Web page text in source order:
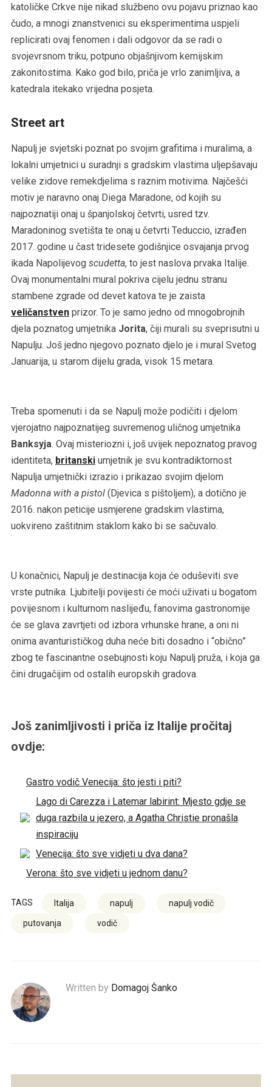
katoličke Crkve nije nikad službeno ovu pojavu priznao kao
čudo, a mnogi znanstvenici su eksperimentima uspjeli
replicirati ovaj fenomen i dali odgovor da se radi o
svojevrsnom triku, potpuno objašnjivom kemijskim
zakonitostima. Kako god bilo, priča je vrlo zanimljiva, a
katedrala itekako vrijedna posjeta.
Street art
Napulj je svjetski poznat po svojim grafitima i muralima, a
lokalni umjetnici u suradnji s gradskim vlastima uljepšavaju
velike zidove remekdjelima s raznim motivima. Najčešći
motiv je naravno onaj Diega Maradone, od kojih su
najpoznatiji onaj u španjolskoj četvrti, usred tzv.
Maradoninog svetišta te onaj u četvrti Teduccio, izrađen
2017. godine u čast tridesete godišnjice osvajanja prvog
ikada Napolijevog scudetta, to jest naslova prvaka Italije.
Ovaj monumentalni mural pokriva cijelu jednu stranu
stambene zgrade od devet katova te je zaista
veličanstvenprizor. To je samo jedno od mnogobrojnih
djela poznatog umjetnika Jorita, čiji murali su sveprisutni u
Napulju. Još jedno njegovo poznato djelo je i mural Svetog
Januarija, u starom dijelu grada, visok 15 metara.
Treba spomenuti i da se Napulj može podičiti i djelom
vjerojatno najpoznatijeg suvremenog uličnog umjetnika
Banksyja. Ovaj misteriozni i, još uvijek nepoznatog pravog
identiteta, britanskiumjetnik je svu kontradiktornost
Napulja umjetnički izrazio i prikazao svojim djelom
Madonna with a pistol (Djevica s pištoljem), a dotično je
2016. nakon peticije usmjerene gradskim vlastima,
uokvireno zaštitnim staklom kako bi se sačuvalo.
U konačnici, Napulj je destinacija koja će oduševiti sve
vrste putnika. Ljubitelji povijesti će moći uživati u bogatom
povijesnom i kulturnom naslijeđu, fanovima gastronomije
će se glava zavrtjeti od izbora vrhunske hrane, a oni ni
onima avanturističkog duha neće biti dosadno i “obično”
zbog te fascinantne osebujnosti koju Napulj pruža, i koja ga
čini drugačijim od ostalih europskih gradova.
Još zanimljivosti i priča iz Italije pročitaj
ovdje:
Gastro vodič Venecija: što jesti i piti?
Lago di Carezza i Latemar labirint: Mjesto gdje se
duga razbila u jezero, a Agatha Christie pronašla
inspiraciju
Venecija: što sve vidjeti u dva dana?
Verona: što sve vidjeti u jednom danu?
TAGS Italija napulj napulj vodič
putovanja vodič
Written by Domagoj Šanko